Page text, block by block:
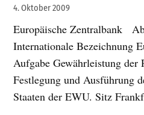
4. Oktober 2009
Europäische Zentralbank
Internationale Bezeichnung
Aufgabe Gewährleistung der
Festlegung und Ausführung
Staaten der EWU. Sitz